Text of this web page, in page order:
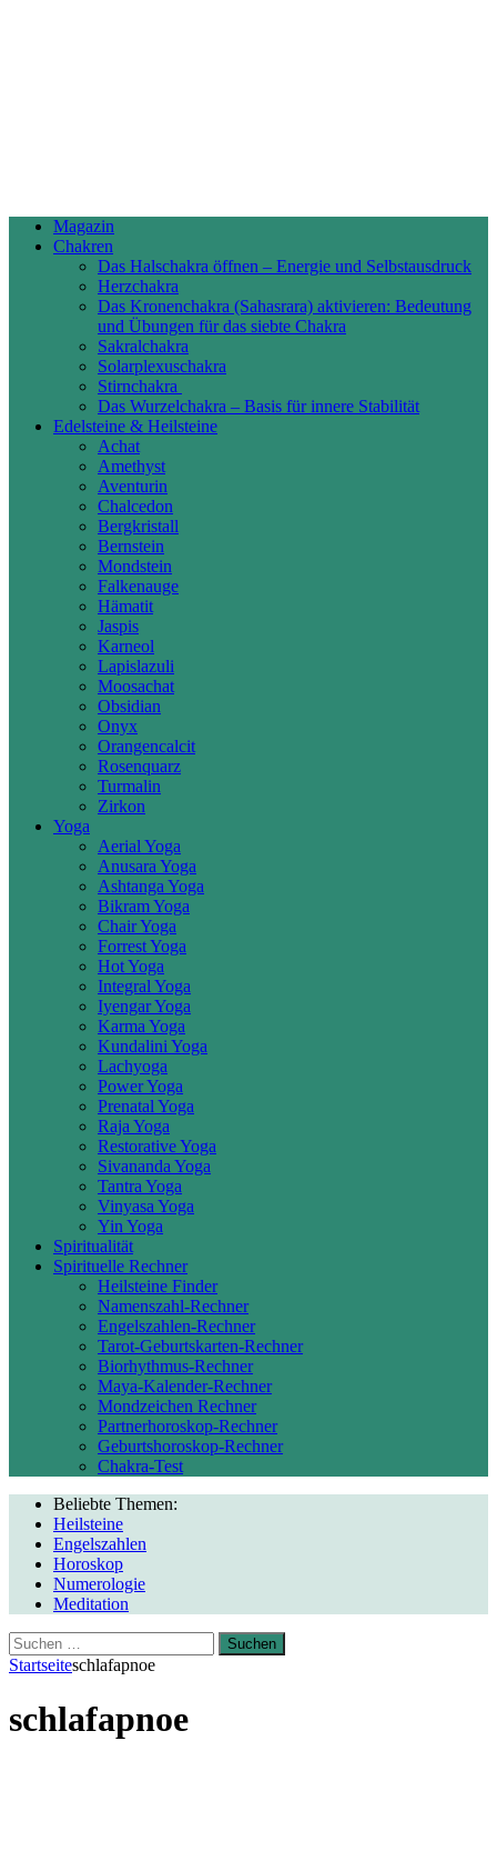
Magazin
Chakren
Das Halschakra öffnen – Energie und Selbstausdruck
Herzchakra
Das Kronenchakra (Sahasrara) aktivieren: Bedeutung
und Übungen für das siebte Chakra
Sakralchakra
Solarplexuschakra
Stirnchakra
Das Wurzelchakra – Basis für innere Stabilität
Edelsteine & Heilsteine
Achat
Amethyst
Aventurin
Chalcedon
Bergkristall
Bernstein
Mondstein
Falkenauge
Hämatit
Jaspis
Karneol
Lapislazuli
Moosachat
Obsidian
Onyx
Orangencalcit
Rosenquarz
Turmalin
Zirkon
Yoga
Aerial Yoga
Anusara Yoga
Ashtanga Yoga
Bikram Yoga
Chair Yoga
Forrest Yoga
Hot Yoga
Integral Yoga
Iyengar Yoga
Karma Yoga
Kundalini Yoga
Lachyoga
Power Yoga
Prenatal Yoga
Raja Yoga
Restorative Yoga
Sivananda Yoga
Tantra Yoga
Vinyasa Yoga
Yin Yoga
Spiritualität
Spirituelle Rechner
Heilsteine Finder
Namenszahl-Rechner
Engelszahlen-Rechner
Tarot-Geburtskarten-Rechner
Biorhythmus-Rechner
Maya-Kalender-Rechner
Mondzeichen Rechner
Partnerhoroskop-Rechner
Geburtshoroskop-Rechner
Chakra-Test
Beliebte Themen:
Heilsteine
Engelszahlen
Horoskop
Numerologie
Meditation
Suchen
nach:
Startseiteschlafapnoe
schlafapnoe